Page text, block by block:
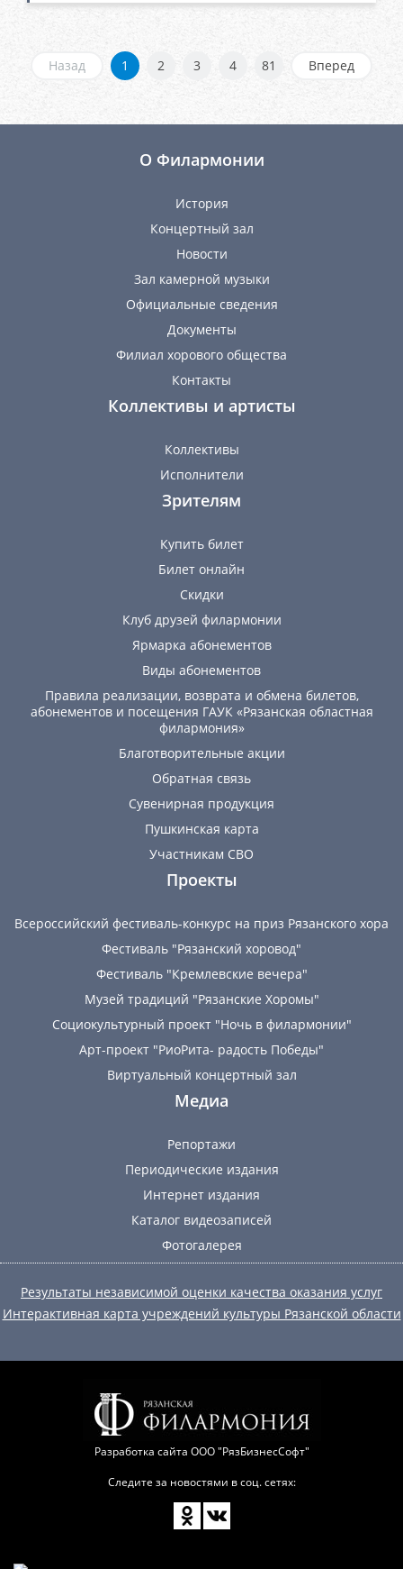
Назад 1 2 3 4 81 Вперед
О Филармонии
История
Концертный зал
Новости
Зал камерной музыки
Официальные сведения
Документы
Филиал хорового общества
Контакты
Коллективы и артисты
Коллективы
Исполнители
Зрителям
Купить билет
Билет онлайн
Скидки
Клуб друзей филармонии
Ярмарка абонементов
Виды абонементов
Правила реализации, возврата и обмена билетов,
абонементов и посещения ГАУК «Рязанская областная
филармония»
Благотворительные акции
Обратная связь
Сувенирная продукция
Пушкинская карта
Участникам СВО
Проекты
Всероссийский фестиваль-конкурс на приз Рязанского хора
Фестиваль "Рязанский хоровод"
Фестиваль "Кремлевские вечера"
Музей традиций "Рязанские Хоромы"
Социокультурный проект "Ночь в филармонии"
Арт-проект "РиоРита- радость Победы"
Виртуальный концертный зал
Медиа
Репортажи
Периодические издания
Интернет издания
Каталог видеозаписей
Фотогалерея
Результаты независимой оценки качества оказания услуг
Интерактивная карта учреждений культуры Рязанской области
Разработка сайта ООО "РязБизнесСофт"
Следите за новостями в соц. сетях: